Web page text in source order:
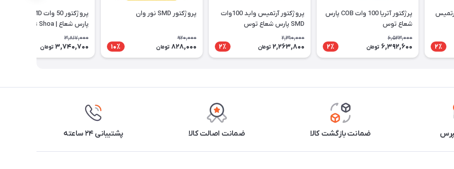
آرتمیس
2٪
پرژکتور آتریا 100 وات COB پارس
شعاع توس
6,523,000
6,392,600 تومان 2٪
پروژکتور آرتمیس واید 100وات
SMD پارس شعاع توس
2,310,000
2,263,800 تومان 2٪
پروژکتور SMD نور وان
920,000
828,000 تومان 10٪
پارس شعاع | Pars Shoa
3,817,000
3,740,700 تومان
ضمانت بازگشت کالا ضمانت اصالت کالا پشتیبانی ۲۴ ساعته